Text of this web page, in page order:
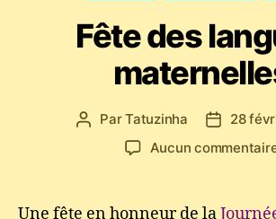
de
danse
Fête des
Auteur
ParTatuzinha
Date
28
Aucun
Une fête en honneur de la